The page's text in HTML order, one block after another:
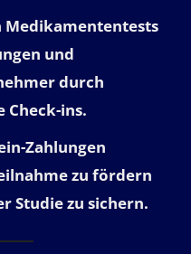
und
durch
ins.
Zahlungen
zu fördern
Studie zu sichern.